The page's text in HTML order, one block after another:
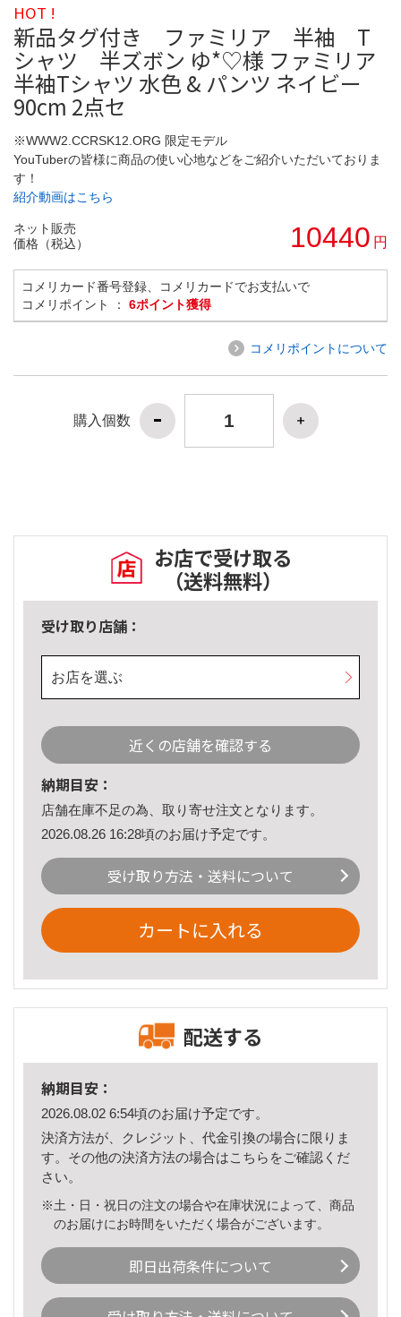
HOT !
新品タグ付き ファミリア 半袖 T
シャツ 半ズボン ゆ*♡様 ファミリア
半袖Tシャツ 水色 & パンツ ネイビー
90cm 2点セ
※WWW2.CCRSK12.ORG 限定モデル
YouTuberの皆様に商品の使い心地などをご紹介いただいておりま
す！
紹介動画はこちら
ネット販売
価格（税込）
10440 円
コメリカード番号登録、コメリカードでお支払いで
コメリポイント ： 6ポイント獲得
コメリポイントについて
購入個数
お店で受け取る
（送料無料）
受け取り店舗：
お店を選ぶ
近くの店舗を確認する
納期目安：
店舗在庫不足の為、取り寄せ注文となります。
2026.08.26 16:28頃のお届け予定です。
受け取り方法・送料について
カートに入れる
配送する
納期目安：
2026.08.02 6:54頃のお届け予定です。
決済方法が、クレジット、代金引換の場合に限りま
す。その他の決済方法の場合はこちら をご確認くだ
さい。
※土・日・祝日の注文の場合や在庫状況によって、商品
のお届けにお時間をいただく場合がございます。
即日出荷条件について